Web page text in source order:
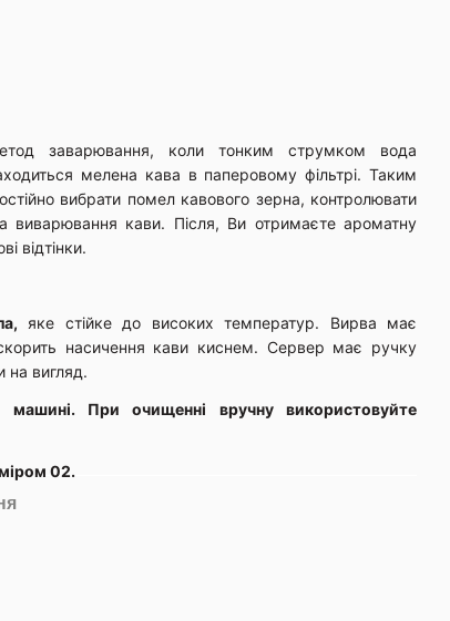
заварювання, коли тонким струмком вода
мелена кава в паперовому фільтрі. Таким
вибрати помел кавового зерна, контролювати
виварювання кави. Після, Ви отримаєте ароматну
відтінки.
яке стійке до високих температур. Вирва має
насичення кави киснем. Сервер має ручку
на вигляд.
При очищенні вручну використовуйте
02.